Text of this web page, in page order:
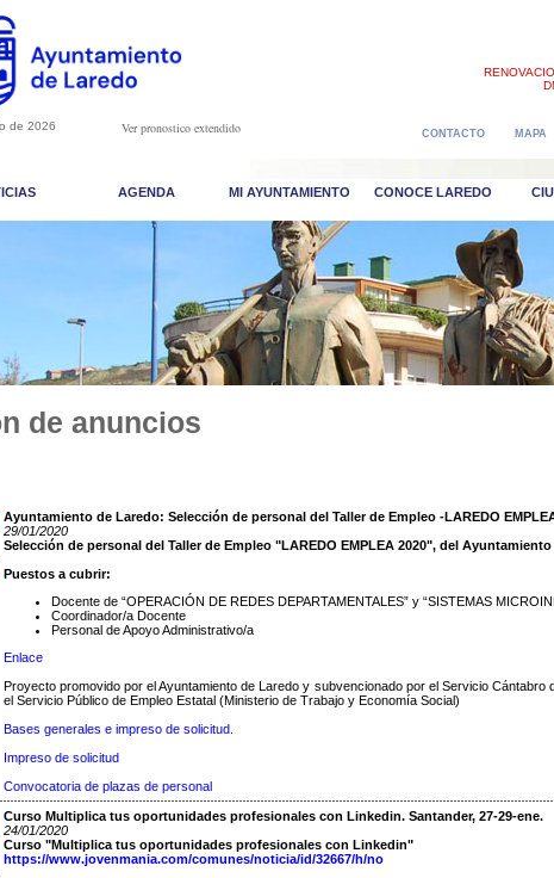
de 2026
Ver pronostico extendido CONTACTO MAPA
AGENDA MI AYUNTAMIENTO CONOCE LAREDO
de anuncios
Ayuntamiento de Laredo: Selección de personal del Taller de Empleo -LAREDO
29/01/2020
Selección de personal del Taller de Empleo "LAREDO EMPLEA 2020", del
Puestos a cubrir:
Docente de “OPERACIÓN DE REDES DEPARTAMENTALES” y “SISTEMAS
Coordinador/a Docente
Personal de Apoyo Administrativo/a
Enlace
Proyecto promovido por el Ayuntamiento de Laredo y subvencionado por el Servicio
el Servicio Público de Empleo Estatal (Ministerio de Trabajo y Economía Social)
Bases generales e impreso de solicitud.
Impreso de solicitud
Convocatoria de plazas de personal
Curso Multiplica tus oportunidades profesionales con Linkedin. Santander, 27-29-ene.
24/01/2020
Curso "Multiplica tus oportunidades profesionales con Linkedin"
https://www.jovenmania.com/comunes/noticia/id/32667/h/no